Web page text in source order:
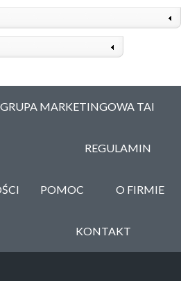
MARKETINGOWA TAI
REGULAMIN
POMOC O FIRMIE
KONTAKT